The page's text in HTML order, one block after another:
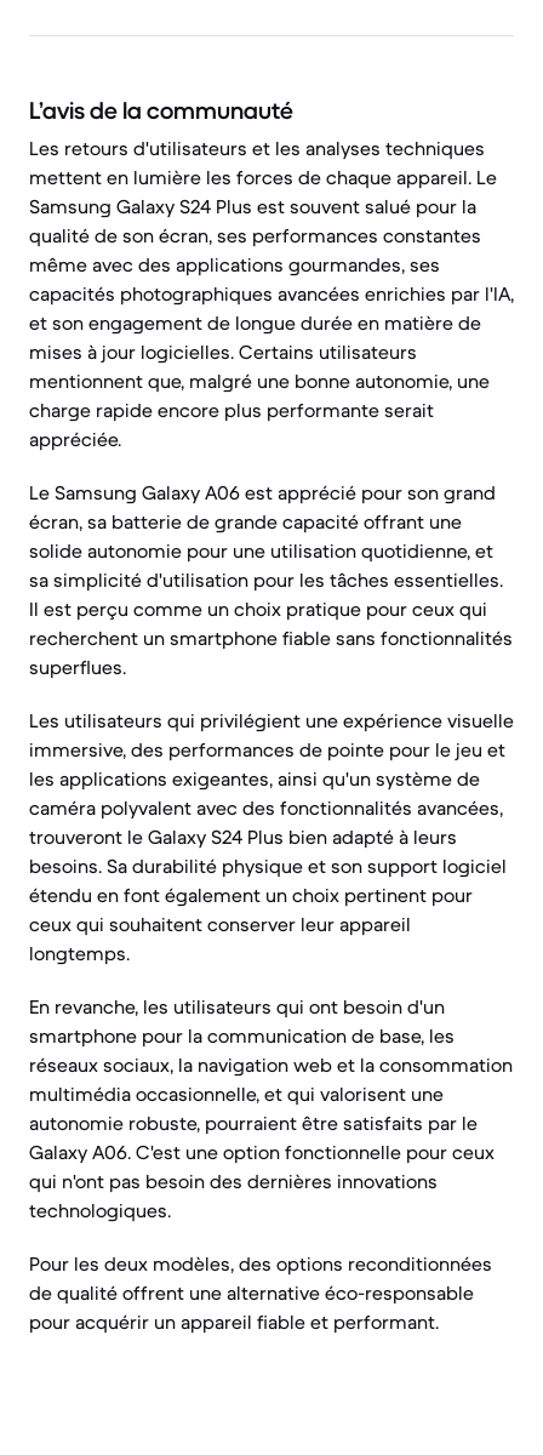
L’avis de la communauté
Les retours d'utilisateurs et les analyses techniques
mettent en lumière les forces de chaque appareil. Le
Samsung Galaxy S24 Plus est souvent salué pour la
qualité de son écran, ses performances constantes
même avec des applications gourmandes, ses
capacités photographiques avancées enrichies par l'IA,
et son engagement de longue durée en matière de
mises à jour logicielles. Certains utilisateurs
mentionnent que, malgré une bonne autonomie, une
charge rapide encore plus performante serait
appréciée.
Le Samsung Galaxy A06 est apprécié pour son grand
écran, sa batterie de grande capacité offrant une
solide autonomie pour une utilisation quotidienne, et
sa simplicité d'utilisation pour les tâches essentielles.
Il est perçu comme un choix pratique pour ceux qui
recherchent un smartphone fiable sans fonctionnalités
superflues.
Les utilisateurs qui privilégient une expérience visuelle
immersive, des performances de pointe pour le jeu et
les applications exigeantes, ainsi qu'un système de
caméra polyvalent avec des fonctionnalités avancées,
trouveront le Galaxy S24 Plus bien adapté à leurs
besoins. Sa durabilité physique et son support logiciel
étendu en font également un choix pertinent pour
ceux qui souhaitent conserver leur appareil
longtemps.
En revanche, les utilisateurs qui ont besoin d'un
smartphone pour la communication de base, les
réseaux sociaux, la navigation web et la consommation
multimédia occasionnelle, et qui valorisent une
autonomie robuste, pourraient être satisfaits par le
Galaxy A06. C'est une option fonctionnelle pour ceux
qui n'ont pas besoin des dernières innovations
technologiques.
Pour les deux modèles, des options reconditionnées
de qualité offrent une alternative éco-responsable
pour acquérir un appareil fiable et performant.